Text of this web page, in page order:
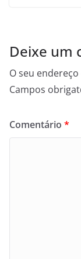
Deixe um
O seu
Campos
Comentário *